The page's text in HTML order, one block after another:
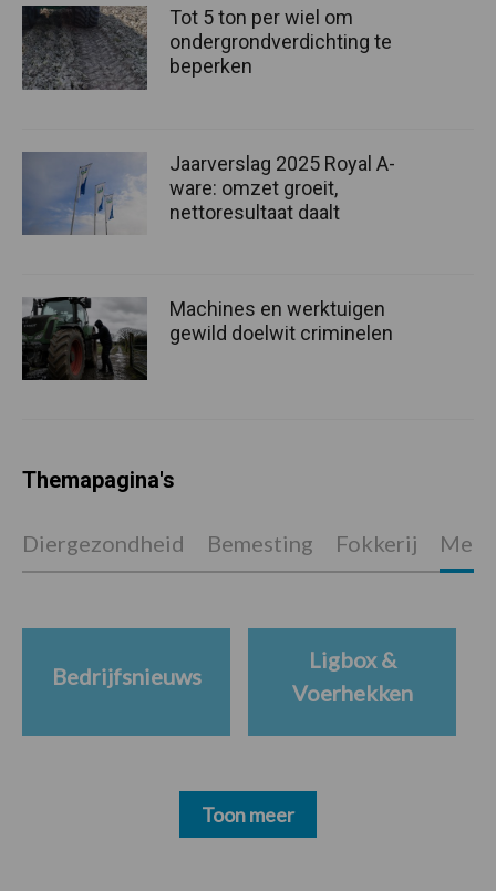
Tot 5 ton per wiel om
ondergrondverdichting te
beperken
Jaarverslag 2025 Royal A-
ware: omzet groeit,
nettoresultaat daalt
Machines en werktuigen
gewild doelwit criminelen
Themapagina's
Diergezondheid Bemesting Fokkerij
Bedrijfsnieuws
Ligbox &
Voerhekken
Toon meer